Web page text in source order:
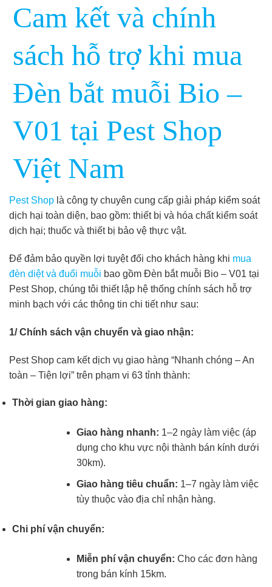
Cam kết và chính
sách hỗ trợ khi mua
Đèn bắt muỗi Bio –
V01 tại Pest Shop
Việt Nam
Pest Shop là công ty chuyên cung cấp giải pháp kiểm soát
dịch hại toàn diện, bao gồm: thiết bị và hóa chất kiểm soát
dịch hại; thuốc và thiết bị bảo vệ thực vật.
Để đảm bảo quyền lợi tuyệt đối cho khách hàng khi mua
đèn diệt và đuổi muỗi bao gồm Đèn bắt muỗi Bio – V01 tại
Pest Shop, chúng tôi thiết lập hệ thống chính sách hỗ trợ
minh bạch với các thông tin chi tiết như sau:
1/ Chính sách vận chuyển và giao nhận:
Pest Shop cam kết dịch vụ giao hàng “Nhanh chóng – An
toàn – Tiện lợi” trên phạm vi 63 tỉnh thành:
Thời gian giao hàng:
Giao hàng nhanh: 1–2 ngày làm việc (áp
dụng cho khu vực nội thành bán kính dưới
30km).
Giao hàng tiêu chuẩn: 1–7 ngày làm việc
tùy thuộc vào địa chỉ nhận hàng.
Chi phí vận chuyển:
Miễn phí vận chuyển: Cho các đơn hàng
trong bán kính 15km.